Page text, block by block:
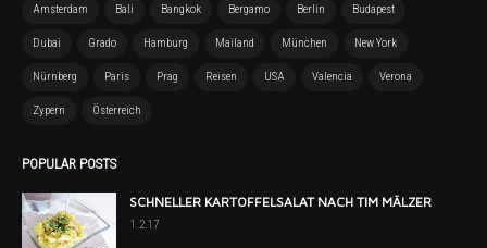
Amsterdam Bali Bangkok Bergamo Berlin Budapest
Dubai Grado Hamburg Mailand München New York
Nürnberg Paris Prag Reisen USA Valencia Verona
Zypern Österreich
POPULAR POSTS
SCHNELLER KARTOFFELSALAT NACH TIM MÄLZER
1.2.17